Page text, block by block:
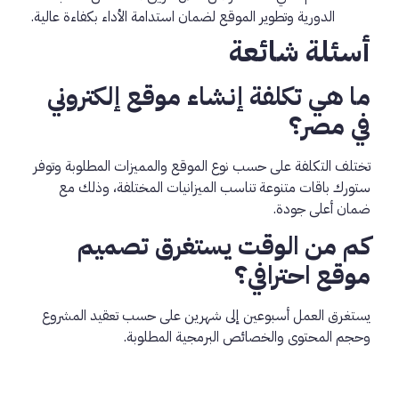
الدورية وتطوير الموقع لضمان استدامة الأداء بكفاءة عالية.
أسئلة شائعة
ما هي تكلفة إنشاء موقع إلكتروني
في مصر؟
تختلف التكلفة على حسب نوع الموقع والمميزات المطلوبة وتوفر
ستورك باقات متنوعة تناسب الميزانيات المختلفة، وذلك مع
ضمان أعلى جودة.
كم من الوقت يستغرق تصميم
موقع احترافي؟
يستغرق العمل أسبوعين إلى شهرين على حسب تعقيد المشروع
وحجم المحتوى والخصائص البرمجية المطلوبة.